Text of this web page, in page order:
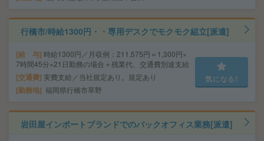
行橋市/時給1300円・・専用デスクでモクモク組立[派遣]
給 与 時給1300円／月収例：211,575円＝1,300円×
7時間45分×21日勤務の場合＋残業代、交通費別途支給
交通費 実費支給／当社規定あり。規定あり
勤務地 福岡県行橋市草野
気になる!
岩田屋インポートブランドでのバックオフィス業務[派遣]